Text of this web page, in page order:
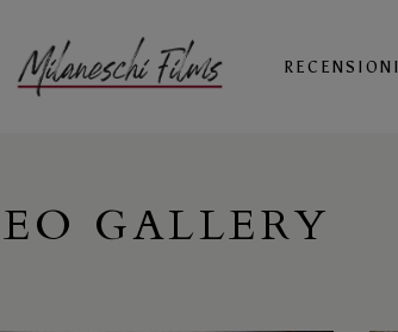
RECENSIONI
GALLERY